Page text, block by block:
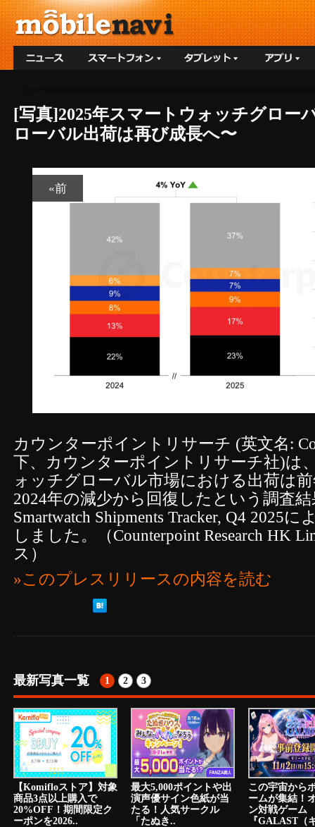
[写真]2025年スマートウォッチグロー
ローバル出荷は再び成長へ〜
«前
カウンターポイントリサーチ (英文名:
下、カウンターポイントリサーチ社)は
ォッチグローバル市場における出荷は
2024年の減少から回復したという調査
Smartwatch Shipments Tracker, Q4 2025
しました。（Counterpoint Research HK
ス）
»このプレスリリースの内容を読む
最新写真一覧 1 2 3
【Komifloストア】対象
商品3点以上購入で
20%OFF！期間限定ク
ーポンを2026..
最大5,000ポイントや出
演声優サイン色紙が当
たる！人気サークル
「たぬき..
この宇宙から
ームが集結！
ン対戦ゲーム
『GALAST（